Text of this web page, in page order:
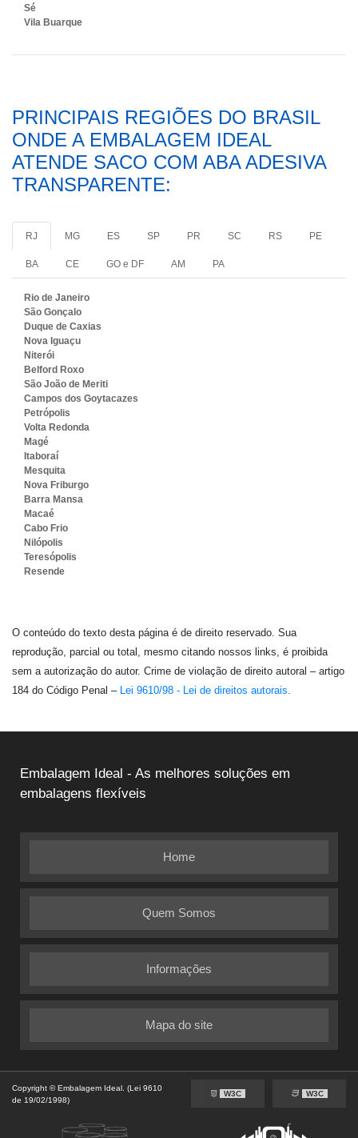
Sé
Vila Buarque
PRINCIPAIS REGIÕES DO BRASIL
ONDE A EMBALAGEM IDEAL
ATENDE SACO COM ABA ADESIVA
TRANSPARENTE:
RJ MG ES SP PR SC RS PE
BA CE GO e DF AM PA
Rio de Janeiro
São Gonçalo
Duque de Caxias
Nova Iguaçu
Niterói
Belford Roxo
São João de Meriti
Campos dos Goytacazes
Petrópolis
Volta Redonda
Magé
Itaboraí
Mesquita
Nova Friburgo
Barra Mansa
Macaé
Cabo Frio
Nilópolis
Teresópolis
Resende
O conteúdo do texto desta página é de direito reservado. Sua
reprodução, parcial ou total, mesmo citando nossos links, é proibida
sem a autorização do autor. Crime de violação de direito autoral – artigo
184 do Código Penal – Lei 9610/98 - Lei de direitos autorais.
Embalagem Ideal - As melhores soluções em
embalagens flexíveis
Home
Quem Somos
Informações
Mapa do site
Copyright © Embalagem Ideal. (Lei 9610
de 19/02/1998)
W3C W3C